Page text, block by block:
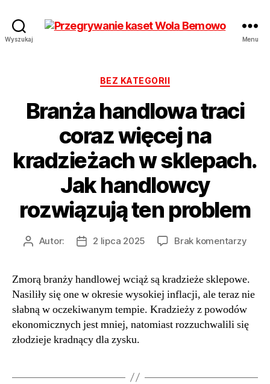
Wyszukaj
Wola
od
17
zł
Hurt
Menu
Kategorie
BEZ KATEGORII
Branża handlowa traci
coraz więcej na
kradzieżach w sklepach.
Jak handlowcy
rozwiązują ten problem
AutorAutor:
Data2 lipca 2025 Brak komentarzydo
traci
coraz
Zmorą branży handlowej wciąż są kradzieże sklepowe.
Nasiliły się one w okresie wysokiej inflacji, ale teraz nie
słabną w oczekiwanym tempie. Kradzieży z powodów
ekonomicznych jest mniej, natomiast rozzuchwalili się
złodzieje kradnący dla zysku.